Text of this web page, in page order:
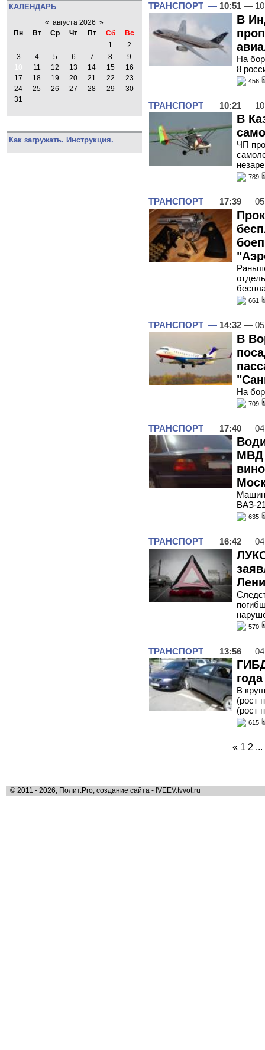
КАЛЕНДАРЬ
« августа 2026 »
Пн
Вт Ср Чт Пт Сб
Вс
1
2
3
4 5 6 7 8
9
11 12 13 14 15
16
17
18 19 20 21 22
23
24
25 26 27 28 29
30
31
Как загружать. Инструкция.
ТРАНСПОРТ — 10:51 —
В
На
8
456
ТРАНСПОРТ — 10:21 —
В
ЧП
789
ТРАНСПОРТ — 17:39 —
661
ТРАНСПОРТ — 14:32 —
В
На
709
ТРАНСПОРТ — 17:40 —
МВД
ВАЗ-
635
ТРАНСПОРТ — 16:42 —
570
ТРАНСПОРТ — 13:56 —
В
(рост
(рост
615
« 1 2 ...
© 2011 - 2026, Полит.Pro, создание сайта - IVEEV.tvvot.ru